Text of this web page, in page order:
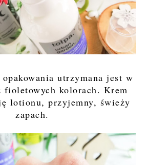
utrzymana jest w
fioletowych kolorach. Krem
lotionu, przyjemny, świeży
zapach.